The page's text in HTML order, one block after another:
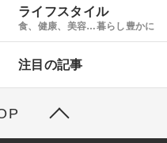
ライフスタイル
食、健康、美容…暮らし豊かに
注目の記事